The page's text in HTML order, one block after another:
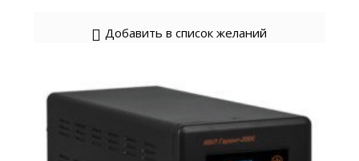
Добавить в список желаний